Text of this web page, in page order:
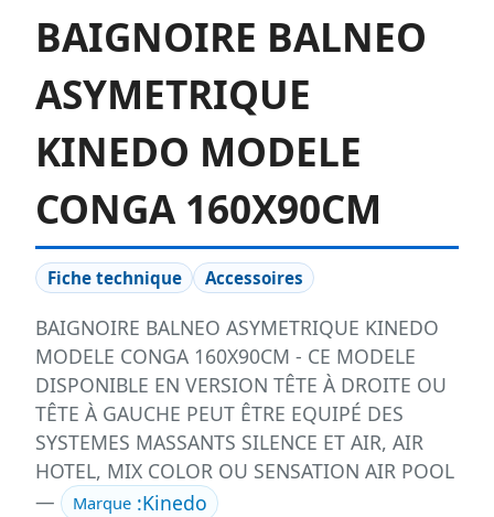
BAIGNOIRE BALNEO
ASYMETRIQUE
KINEDO MODELE
CONGA 160X90CM
Fiche technique Accessoires
BAIGNOIRE BALNEO ASYMETRIQUE KINEDO
MODELE CONGA 160X90CM - CE MODELE
DISPONIBLE EN VERSION TÊTE À DROITE OU
TÊTE À GAUCHE PEUT ÊTRE EQUIPÉ DES
SYSTEMES MASSANTS SILENCE ET AIR, AIR
HOTEL, MIX COLOR OU SENSATION AIR POOL
—
Marque:Kinedo